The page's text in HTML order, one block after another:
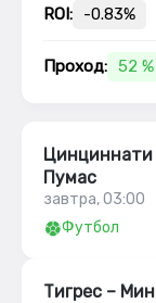
ROI: -0.83%
Проход: 52 %
Цинциннати
Пумас
завтра, 03:00
Футбол
Тигрес –